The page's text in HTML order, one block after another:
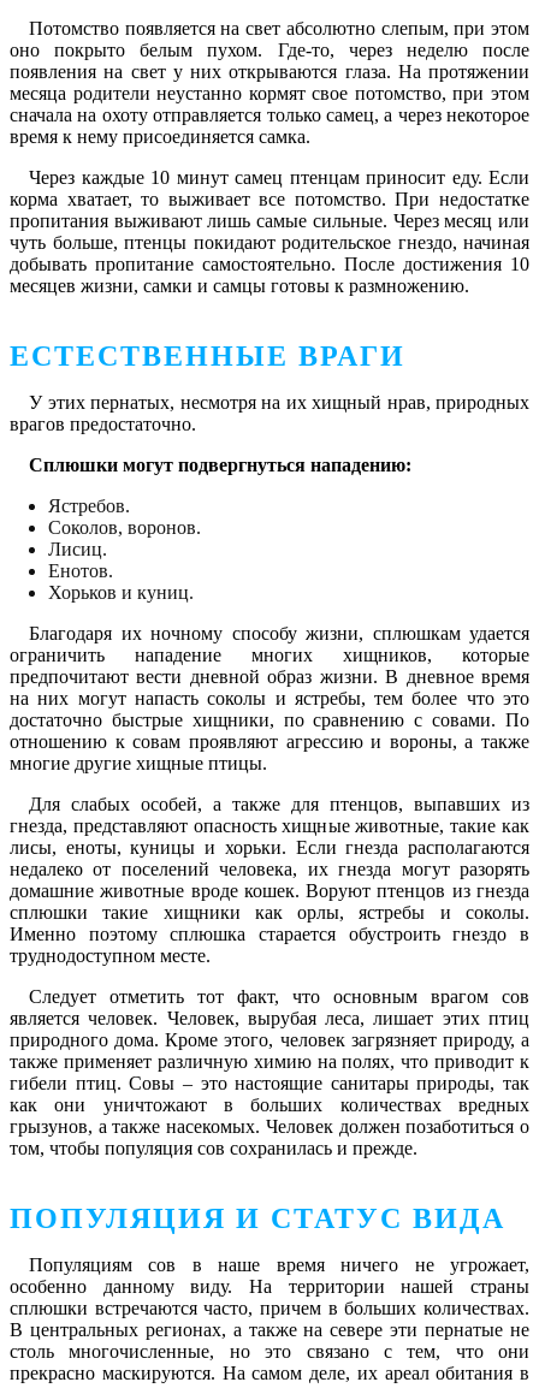
Потомство появляется на свет абсолютно слепым, при этом
оно покрыто белым пухом. Где-то, через неделю после
появления на свет у них открываются глаза. На протяжении
месяца родители неустанно кормят свое потомство, при этом
сначала на охоту отправляется только самец, а через некоторое
время к нему присоединяется самка.
Через каждые 10 минут самец птенцам приносит еду. Если
корма хватает, то выживает все потомство. При недостатке
пропитания выживают лишь самые сильные. Через месяц или
чуть больше, птенцы покидают родительское гнездо, начиная
добывать пропитание самостоятельно. После достижения 10
месяцев жизни, самки и самцы готовы к размножению.
ЕСТЕСТВЕННЫЕ ВРАГИ
У этих пернатых, несмотря на их хищный нрав, природных
врагов предостаточно.
Сплюшки могут подвергнуться нападению:
Ястребов.
Соколов, воронов.
Лисиц.
Енотов.
Хорьков и куниц.
Благодаря их ночному способу жизни, сплюшкам удается
ограничить нападение многих хищников, которые
предпочитают вести дневной образ жизни. В дневное время
на них могут напасть соколы и ястребы, тем более что это
достаточно быстрые хищники, по сравнению с совами. По
отношению к совам проявляют агрессию и вороны, а также
многие другие хищные птицы.
Для слабых особей, а также для птенцов, выпавших из
гнезда, представляют опасность хищные животные, такие как
лисы, еноты, куницы и хорьки. Если гнезда располагаются
недалеко от поселений человека, их гнезда могут разорять
домашние животные вроде кошек. Воруют птенцов из гнезда
сплюшки такие хищники как орлы, ястребы и соколы.
Именно поэтому сплюшка старается обустроить гнездо в
труднодоступном месте.
Следует отметить тот факт, что основным врагом сов
является человек. Человек, вырубая леса, лишает этих птиц
природного дома. Кроме этого, человек загрязняет природу, а
также применяет различную химию на полях, что приводит к
гибели птиц. Совы – это настоящие санитары природы, так
как они уничтожают в больших количествах вредных
грызунов, а также насекомых. Человек должен позаботиться о
том, чтобы популяция сов сохранилась и прежде.
ПОПУЛЯЦИЯ И СТАТУС ВИДА
Популяциям сов в наше время ничего не угрожает,
особенно данному виду. На территории нашей страны
сплюшки встречаются часто, причем в больших количествах.
В центральных регионах, а также на севере эти пернатые не
столь многочисленные, но это связано с тем, что они
прекрасно маскируются. На самом деле, их ареал обитания в